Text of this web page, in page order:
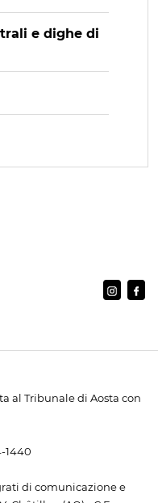
e dighe di
al Tribunale di Aosta con
1440
di comunicazione e